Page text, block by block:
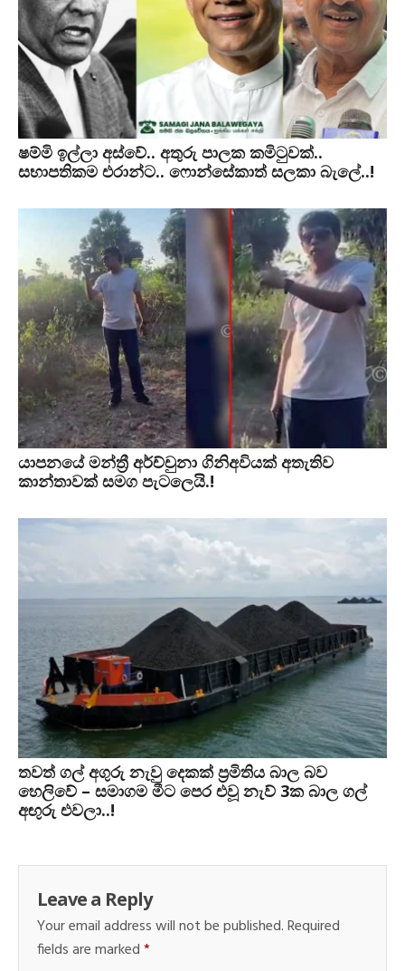
ෂම්මි ඉල්ලා අස්වේ.. අතුරු පාලක කමිටුවක්..
සභාපතිකම එරාන්ට.. ෆොන්සේකාත් සලකා බැලේ..!
යාපනයේ මන්ත්‍රී අර්ච්චුනා ගිනිඅවියක් අතැතිව
කාන්තාවක් සමග පැටලෙයි.!
තවත් ගල් අගුරු නැවු දෙකක් ප‍්‍රමිතිය බාල බව
හෙලිවේ – සමාගම මීට පෙර එවූ නැව් 3ක බාල ගල්
අඟුරු එවලා..!
Leave a Reply
Your email address will not be published.Required
fields are marked*